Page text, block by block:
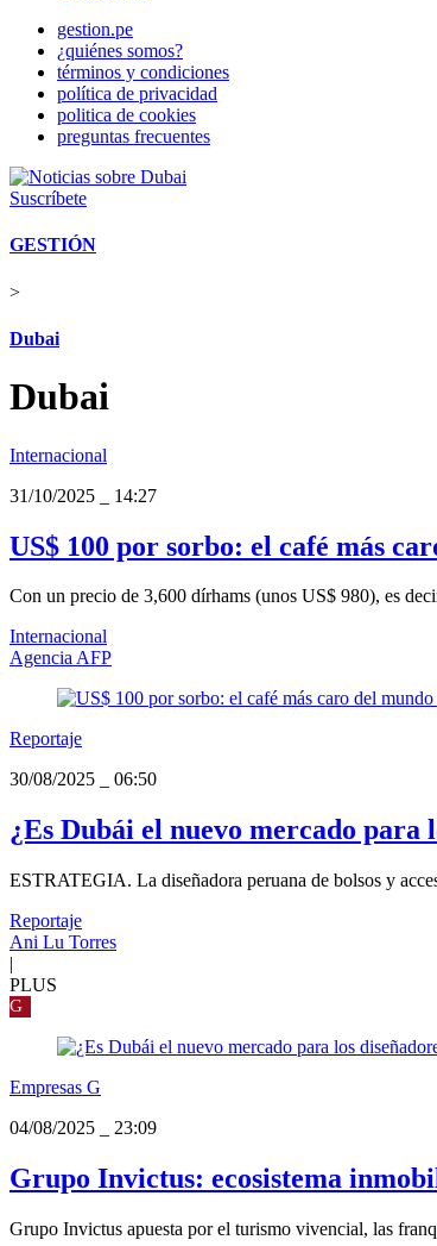
gestion.pe
¿quiénes somos?
términos y condiciones
política de privacidad
politica de cookies
preguntas frecuentes
Suscríbete
GESTIÓN
>
Dubai
Dubai
Internacional
31/10/2025
14:27
US$ 100 por sorbo: el café más
Con un precio de 3,600 dírhams (unos US$ 980), es
Internacional
Agencia AFP
Reportaje
30/08/2025
06:50
¿Es Dubái el nuevo mercado para
ESTRATEGIA. La diseñadora peruana de bolsos y
Reportaje
Ani Lu Torres
|
PLUS
G
Empresas G
04/08/2025
23:09
Grupo Invictus: ecosistema
Grupo Invictus apuesta por el turismo vivencial, las